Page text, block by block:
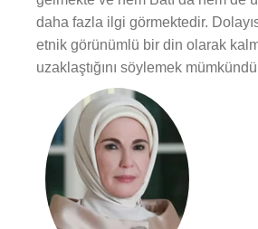
daha fazla ilgi görmektedir.
etnik görünümlü bir din olarak
uzaklaştığını söylemek